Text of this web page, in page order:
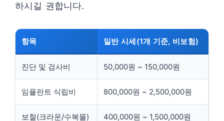
하시길 권합니다.
항목 일반 시세(1개 기준, 비보험)
진단 및 검사비 50,000원 ~ 150,000원
임플란트 식립비 800,000원 ~ 2,500,000원
보철(크라운/수복물) 400,000원 ~ 1,500,000원